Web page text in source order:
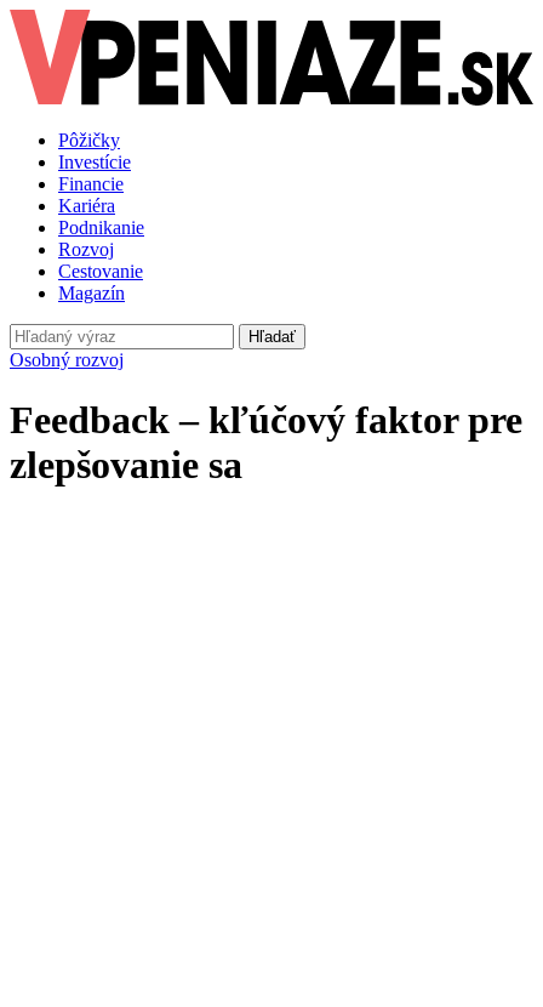
Pôžičky
Investície
Financie
Kariéra
Podnikanie
Rozvoj
Cestovanie
Magazín
Hľadať
Osobný rozvoj
Feedback – kľúčový faktor pre
zlepšovanie sa